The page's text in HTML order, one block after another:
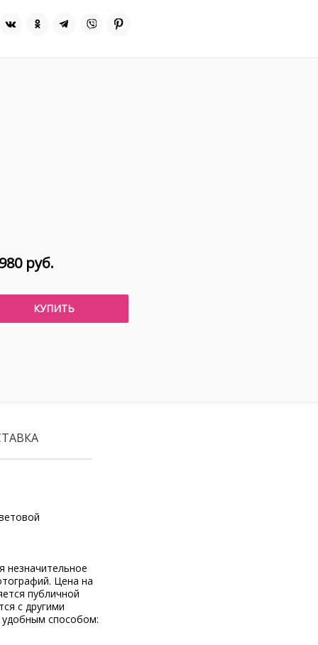
руб.
КУПИТЬ
незначительное
Цена на
публичной
с другими
способом: